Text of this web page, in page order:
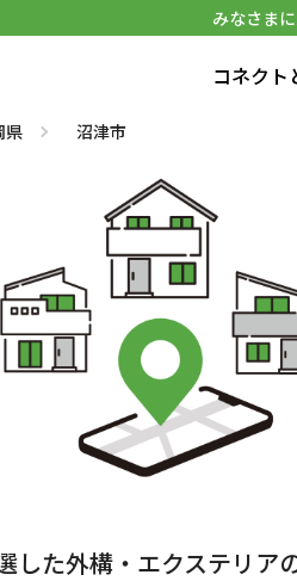
みなさま
コネクト
県 沼津市
した外構・エクステリア